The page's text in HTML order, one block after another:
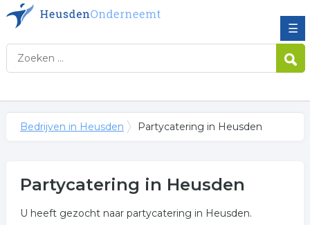
☰
Bedrijven in Heusden Partycatering in Heusden
Partycatering in Heusden
U heeft gezocht naar partycatering in Heusden.